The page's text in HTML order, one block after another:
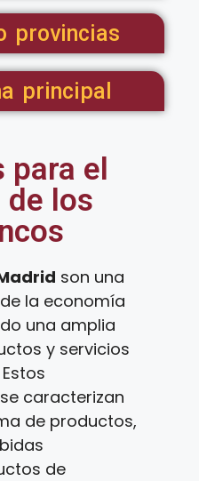
provincias
principal
para el
los
son una
la economía
una amplia
y servicios
caracterizan
de productos,
de